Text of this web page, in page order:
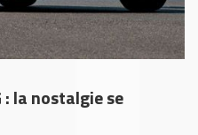
: la nostalgie se